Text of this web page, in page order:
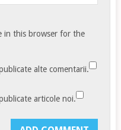
in this browser for the
alte comentarii.
articole noi.